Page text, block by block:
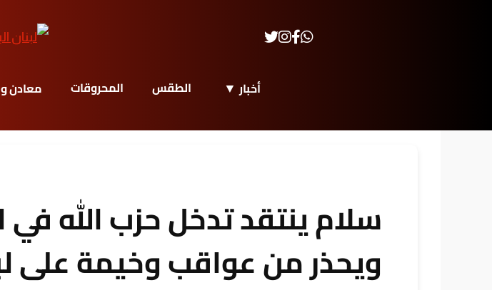
أخبار الطقس المحروقات معادن
سلام ينتقد تدخل حزب الله في
ويحذر من عواقب وخيمة على